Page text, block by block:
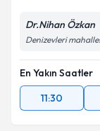
Dr.Nihan Özkan
Denizevleri
En Yakın Saatler
11:30